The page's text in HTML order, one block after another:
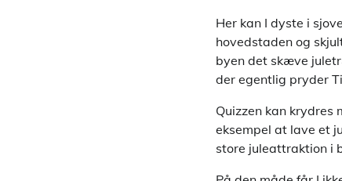
Her kan I dyste i
hovedstaden og
byen det skæve
der egentlig pryder
Quizzen kan krydres
eksempel at lave et
store juleattraktion i